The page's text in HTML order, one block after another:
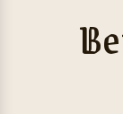
nieuw